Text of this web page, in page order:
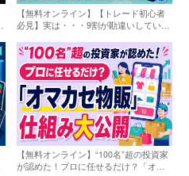
【無料オンライン】【トレード初心者
必見】実は・・・9割が勘違いしている
【無料オンライン】“100名”超の投資家
が認めた！プロに任せるだけ？「オマ